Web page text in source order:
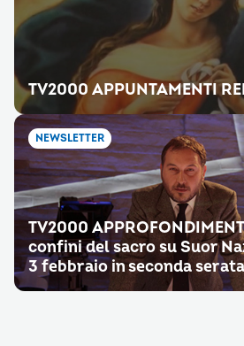
TV2000 APPUNTAMENTI
NEWSLETTER
TV2000
confini del sacro su Suor
3 febbraio in seconda serata